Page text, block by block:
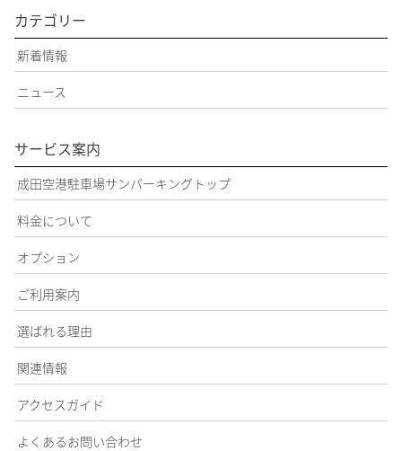
カテゴリー
新着情報
ニュース
サービス案内
成田空港駐車場サンパーキングトップ
料金について
オプション
ご利用案内
選ばれる理由
関連情報
アクセスガイド
よくあるお問い合わせ